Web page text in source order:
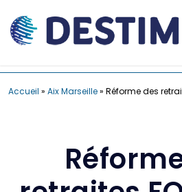
Accueil » Aix Marseille» Réforme des